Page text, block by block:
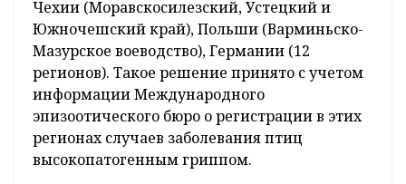
Чехии (Моравскосилезский, Устецкий и
Южночешский край), Польши (Варминьско-
Мазурское воеводство), Германии (12
регионов). Такое решение принято с учетом
информации Международного
эпизоотического бюро о регистрации в этих
регионах случаев заболевания птиц
высокопатогенным гриппом.